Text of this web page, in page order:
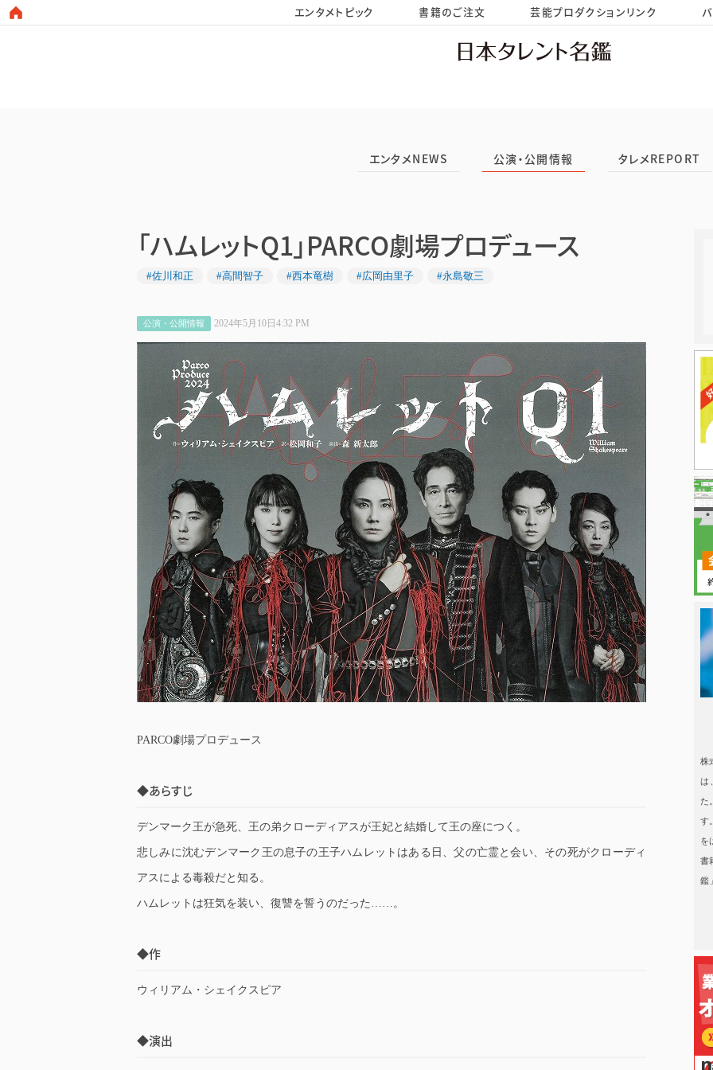
HOME お問い合わせ
エンタメトピック 書籍のご注文 芸能プロダクションリンク
エンタメNEWS 公演・公開情報 タレメREPORT
「ハムレットQ1」PARCO劇場プロデュース
#佐川和正 #高間智子 #西本竜樹 #広岡由里子 #永島敬三
公演・公開情報 2024年5月10日4:32 PM
PARCO劇場プロデュース
◆あらすじ
デンマーク王が急死、王の弟クローディアスが王妃と結婚して王の座につく。
悲しみに沈むデンマーク王の息子の王子ハムレットはある日、父の亡霊と会い、その死がクローディ
アスによる毒殺だと知る。
ハムレットは狂気を装い、復讐を誓うのだった……。
◆作
ウィリアム・シェイクスピア
◆演出
日本タレント
株
は
た
す
を
書
鑑